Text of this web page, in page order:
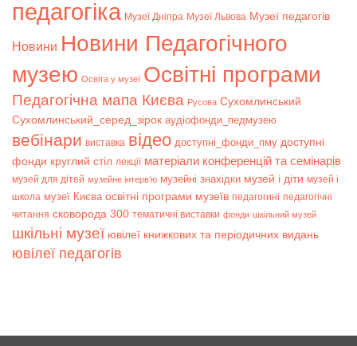
педагогіка Музеї Дніпра Музеї Львова Музеї педагогів
Новини Новини Педагогічного
музею Освіта у музеї Освітні програми
Педагогічна мапа Києва Русова Сухомлинський
Сухомлинський_серед_зірок аудіофонди_педмузею
вебінари виставка відео доступні_фонди_пму доступні
фонди круглий стіл лекції матеріали конференцій та семінарів
музей для дітей музейне інтерв’ю музейні знахідки музей і діти музей і
школа музеї Києва освітні програми музеїв педагогині педагогічні
читання сковорода 300 тематичні виставки фонди шкільний музей
шкільні музеї ювілеї книжкових та періодичних видань
ювілеї педагогів